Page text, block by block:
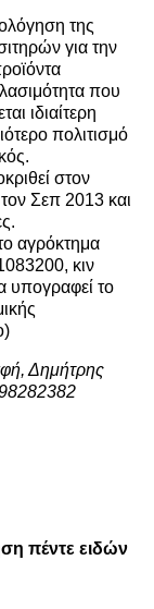
της
για την
που
ιδιαίτερη
πολιτισμό
στον
Σεπ 2013 και
αγρόκτημα
κιν
το
Δημήτρης
πέντε ειδών